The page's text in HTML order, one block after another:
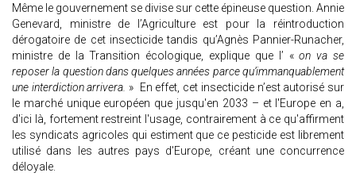
Même le gouvernement se divise sur cette épineuse question. Annie
Genevard, ministre de l’Agriculture est pour la réintroduction
dérogatoire de cet insecticide tandis qu’Agnès Pannier-Runacher,
ministre de la Transition écologique, explique que l’ «on va se
reposer la question dans quelques années parce qu’immanquablement
une interdiction arrivera. » En effet, cet insecticide n’est autorisé sur
le marché unique européen que jusqu'en 2033 – et l'Europe en a,
d'ici là, fortement restreint l'usage, contrairement à ce qu'affirment
les syndicats agricoles qui estiment que ce pesticide est librement
utilisé dans les autres pays d'Europe, créant une concurrence
déloyale.